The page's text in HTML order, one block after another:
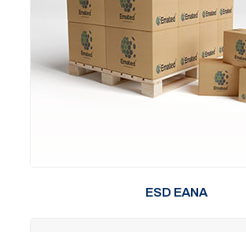
ESD EANA